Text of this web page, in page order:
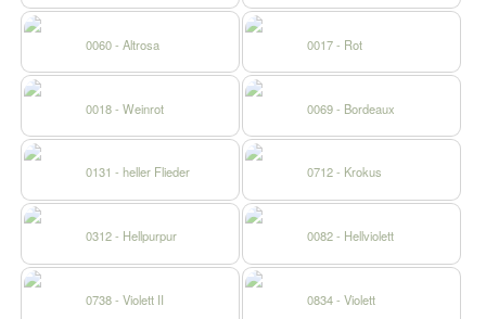
0060 - Altrosa 0017 - Rot
0018 - Weinrot 0069 - Bordeaux
0131 - heller Flieder 0712 - Krokus
0312 - Hellpurpur 0082 - Hellviolett
0738 - Violett II 0834 - Violett